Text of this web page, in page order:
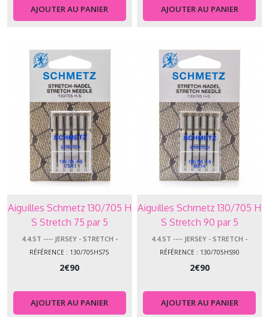
AJOUTER AU PANIER AJOUTER AU PANIER
Aiguilles Schmetz 130/705 H
S Stretch 75 par 5
4.4.ST ---- JERSEY - STRETCH -
MICROTEX
RÉFÉRENCE : 130/705HS75
2€90
AJOUTER AU PANIER
Aiguilles Schmetz 130/705 H
S Stretch 90 par 5
4.4.ST ---- JERSEY - STRETCH -
MICROTEX
RÉFÉRENCE : 130/705HS90
2€90
AJOUTER AU PANIER